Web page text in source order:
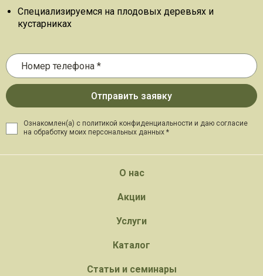
Специализируемся на плодовых деревьях и
кустарниках
Ознакомлен(а) с политикой конфиденциальности и даю согласие
на обработку моих персональных данных *
О нас
Акции
Услуги
Каталог
Статьи и семинары